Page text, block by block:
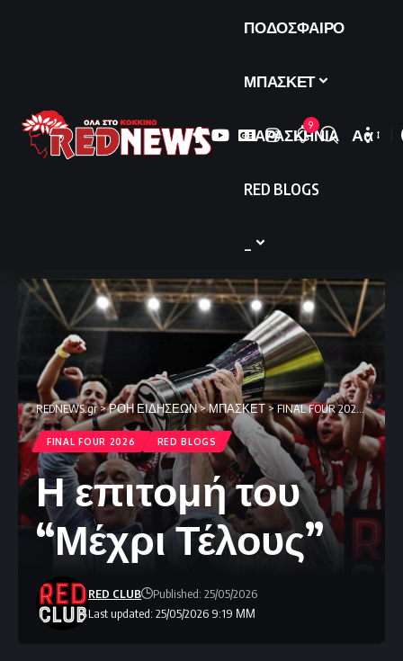
ΠΟΔΟΣΦΑΙΡΟ
ΜΠΑΣΚΕΤ
ΠΑΡΑΣΚΗΝΙΑ
RED BLOGS
9
Font
Αα
REDNEWS.gr>ΡΟΗ ΕΙΔΗΣΕΩΝ>ΜΠΑΣΚΕΤ >FINAL FOUR 2026 >Η
FINAL FOUR 2026 RED BLOGS
Η επιτομή του
“Μέχρι Τέλους”
Last updated: 25/05/2026 9:19 ΜΜ
RED CLUB Published: 25/05/2026